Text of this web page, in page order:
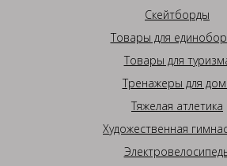
Скейтборды
Товары для
Товары для
Тренажеры для
Тяжелая атлетика
Художественная